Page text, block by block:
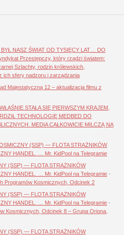
NASZ ŚWIAT OD TYSIĘCY LAT… DO
Przestępczy, który rządzi światem:
Szlachty, rodzin królewskich,
ich sfery nadzoru i zarządzania
Majestatyczną 12 – aktualizacja filmu z
STAŁA SIĘ PIERWSZYM KRAJEM,
TECHNOLOGIĘ MEDBED DO
MEDIA CAŁKOWICIE MILCZĄ NA
(SSP) — FLOTA STRAŻNIKÓW
HANDEL. … Mr. KidPool na Telegramie
(SSP) — FLOTA STRAŻNIKÓW
HANDEL. … Mr. KidPool na Telegramie -
Programów Kosmicznych, Odcinek 2
(SSP) — FLOTA STRAŻNIKÓW
HANDEL. … Mr. KidPool na Telegramie -
Kosmicznych, Odcinek 8 – Grupa Oriona,
(SSP) — FLOTA STRAŻNIKÓW